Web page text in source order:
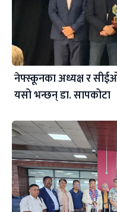
नेफ्स्कूनका अध्यक्ष र
यसो भन्छन् डा‍. सापकोटा